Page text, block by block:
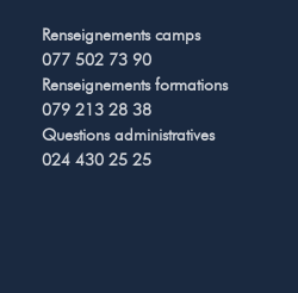
Renseignements camps
077 502 73 90
Renseignements formations
079 213 28 38
Questions administratives
024 430 25 25